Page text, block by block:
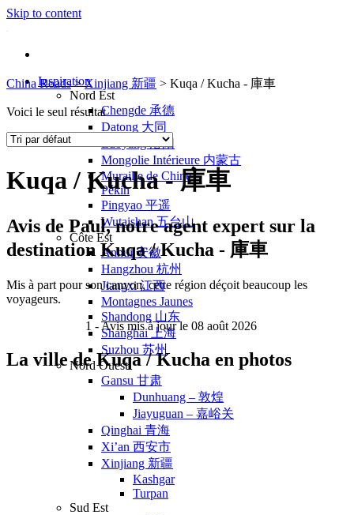
Skip to content
Inspiration
Nord Est
Chengde 承德
Datong 大同
Luoyang 洛阳
Mongolie Intérieure 内蒙古
Muraille de Chine
Pékin
Pingyao 平遥
Wutaishan 五台山
Côte Est
Anhui 安徽
Hangzhou 杭州
Jiangxi 江西
Montagnes Jaunes
Shandong 山东
Shanghai 上海
Suzhou 苏州
Nord Ouest
Gansu 甘肃
Dunhuang – 敦煌
Jiayuguan – 嘉峪关
Qinghai 青海
Xi’an 西安市
Xinjiang 新疆
Kashgar
Turpan
Sud Est
China Roads > Xinjiang 新疆 > Kuqa / Kucha - 庫車
Voici le seul résultat
Kuqa / Kucha - 庫車
Avis de Paul, notre agent expert sur la
destination Kuqa / Kucha - 庫車
Mis à part pour son canyon, cette région déçoit beaucoup les
voyageurs.
1 - Avis mis à jour le 08 août 2026
La ville de Kuqa / Kucha en photos